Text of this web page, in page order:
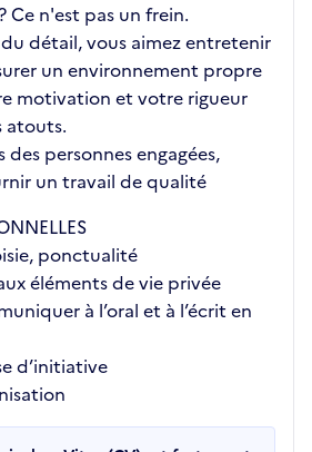
Ce n'est pas un frein.
du détail, vous aimez entretenir
un environnement propre
motivation et votre rigueur
atouts.
personnes engagées,
un travail de qualité
ponctualité
éléments de vie privée
à l’oral et à l’écrit en
d’initiative